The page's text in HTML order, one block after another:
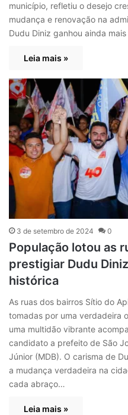
município, refletiu o desejo
mudança e renovação na
Dudu Diniz ganhou ainda
Leia mais »
3 de setembro de 2024 0
População lotou as
prestigiar Dudu
histórica
As ruas dos bairros Sítio do
tomadas por uma verdadeira
uma multidão vibrante
candidato a prefeito de São
Júnior (MDB). O carisma de
a mudança verdadeira na
cada abraço…
Leia mais »